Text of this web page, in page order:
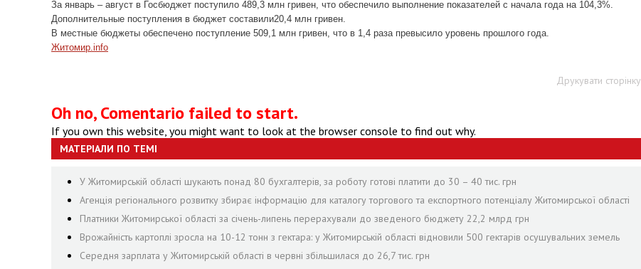
За январь – август в Госбюджет поступило 489,3 млн гривен, что обеспечило выполнение показателей с начала года на 104,3%.
Дополнительные поступления в бюджет составили20,4 млн гривен.
В местные бюджеты обеспечено поступление 509,1 млн гривен, что в 1,4 раза превысило уровень прошлого года.
Житомир.info
Друкувати сторінку
Oh no, Comentario failed to start.
If you own this website, you might want to look at the browser console to find out why.
МАТЕРІАЛИ ПО ТЕМІ
У Житомирській області шукають понад 80 бухгалтерів, за роботу готові платити до 30 – 40 тис. грн
Агенція регіонального розвитку збирає інформацію для каталогу торгового та експортного потенціалу Житомирської області
Платники Житомирської області за січень-липень перерахували до зведеного бюджету 22,2 млрд грн
Врожайність картоплі зросла на 10-12 тонн з гектара: у Житомирській області відновили 500 гектарів осушувальних земель
Середня зарплата у Житомирській області в червні збільшилася до 26,7 тис. грн